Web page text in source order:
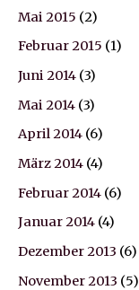
Mai 2015 (2)
Februar 2015 (1)
Juni 2014 (3)
Mai 2014 (3)
April 2014 (6)
März 2014 (4)
Februar 2014 (6)
Januar 2014 (4)
Dezember 2013 (6)
November 2013 (5)